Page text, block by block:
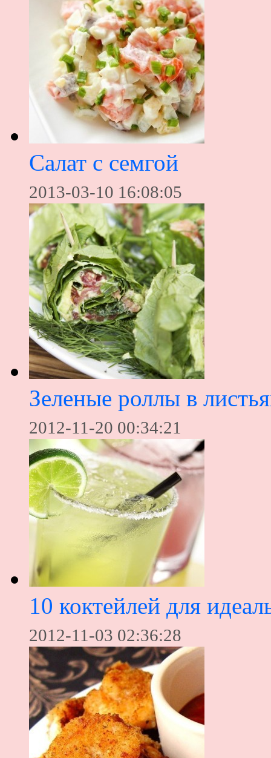
Салат с семгой
2013-03-10 16:08:05
Зеленые роллы в
2012-11-20 00:34:21
10 коктейлей для
2012-11-03 02:36:28